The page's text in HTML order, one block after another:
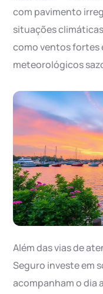
com pavimento
situações
como ventos fortes
meteorológicos
Além das vias de
Seguro investe em
acompanham o dia